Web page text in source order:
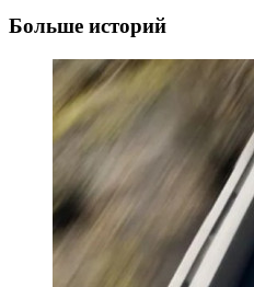
Больше историй